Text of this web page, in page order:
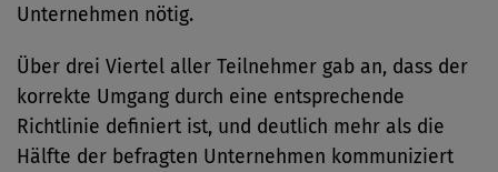
Unternehmen nötig.
Über drei Viertel aller Teilnehmer gab an, dass der
korrekte Umgang durch eine entsprechende
Richtlinie definiert ist, und deutlich mehr als die
Hälfte der befragten Unternehmen kommuniziert